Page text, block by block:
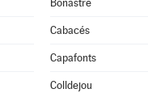
Bonastre
Cabacés
Capafonts
Colldejou